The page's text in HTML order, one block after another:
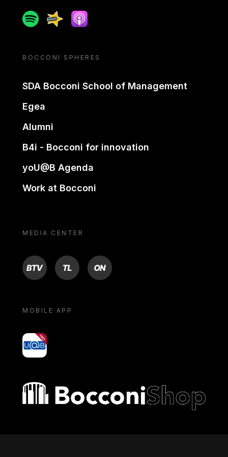
SpotifySpreakerApple podcast
BOCCONI SPHERES
SDA Bocconi School of Management
Egea
Alumni
B4i - Bocconi for innovation
yoU@B Agenda
Work at Bocconi
MEDIA CENTER
BTV TL ON
MOBILE APP
yoU@B
Bocconi shop